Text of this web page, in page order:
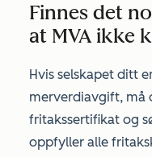
Finnes det
at MVA ikke
Hvis selskapet ditt
merverdiavgift, må
fritakssertifikat og
oppfyller alle